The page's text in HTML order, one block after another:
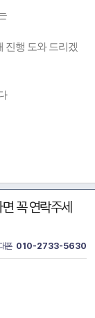
진행 도와 드리겠
꼭 연락주세
폰 010-2733-5630